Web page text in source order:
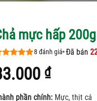
mực hấp
trên
giá
8 đánh giá Đã bán
₫
phần chính: Mực, thịt cá